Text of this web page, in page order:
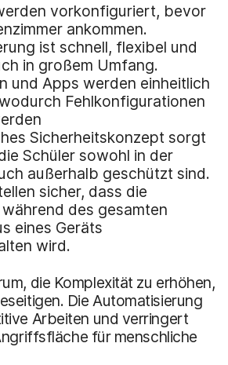
vorkonfiguriert, bevor
ankommen.
ist schnell, flexibel und
in großem Umfang.
und Apps werden einheitlich
Fehlkonfigurationen
Sicherheitskonzept sorgt
Schüler sowohl in der
außerhalb geschützt sind.
sicher, dass die
des gesamten
eines Geräts
wird.
die Komplexität zu erhöhen,
Die Automatisierung
Arbeiten und verringert
für menschliche